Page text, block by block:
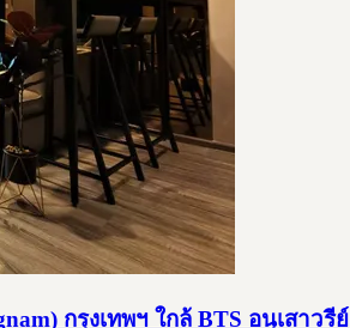
กรุงเทพฯ ใกล้ BTS อนุเสาวรีย์